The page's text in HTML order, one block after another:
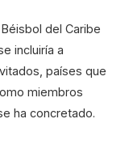
del Caribe
incluiría a
países que
miembros
ha concretado.